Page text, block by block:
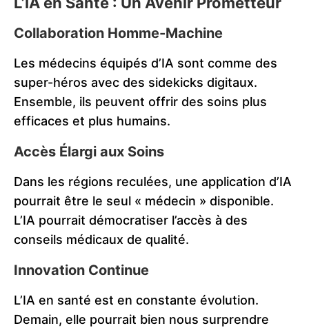
Collaboration Homme-Machine
Les médecins équipés d’IA sont comme des
super-héros avec des sidekicks digitaux.
Ensemble, ils peuvent offrir des soins plus
efficaces et plus humains.
Accès Élargi aux Soins
Dans les régions reculées, une application d’IA
pourrait être le seul « médecin » disponible.
L’IA pourrait démocratiser l’accès à des
conseils médicaux de qualité.
Innovation Continue
L’IA en santé est en constante évolution.
Demain, elle pourrait bien nous surprendre